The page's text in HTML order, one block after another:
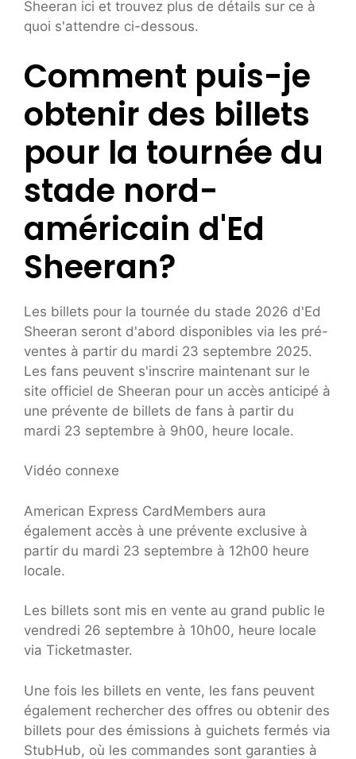
Sheeran ici et trouvez plus de détails sur ce à
quoi s'attendre ci-dessous.
Comment puis-je
obtenir des billets
pour la tournée du
stade nord-
américain d'Ed
Sheeran?
Les billets pour la tournée du stade 2026 d'Ed
Sheeran seront d'abord disponibles via les pré-
ventes à partir du mardi 23 septembre 2025.
Les fans peuvent s'inscrire maintenant sur le
site officiel de Sheeran pour un accès anticipé à
une prévente de billets de fans à partir du
mardi 23 septembre à 9h00, heure locale.
Vidéo connexe
American Express CardMembers aura
également accès à une prévente exclusive à
partir du mardi 23 septembre à 12h00 heure
locale.
Les billets sont mis en vente au grand public le
vendredi 26 septembre à 10h00, heure locale
via Ticketmaster.
Une fois les billets en vente, les fans peuvent
également rechercher des offres ou obtenir des
billets pour des émissions à guichets fermés via
StubHub, où les commandes sont garanties à